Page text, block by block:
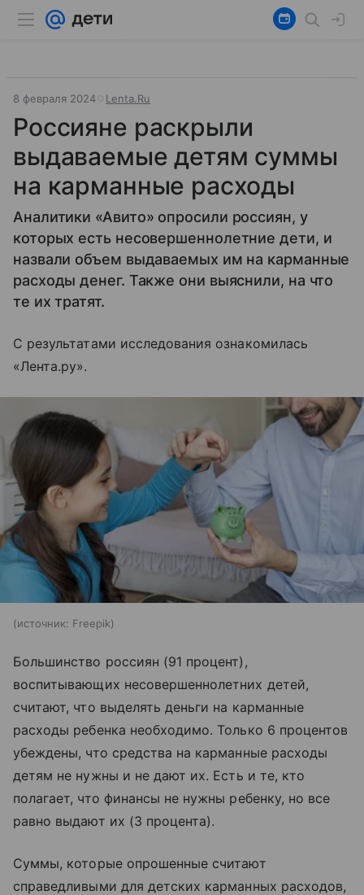
8 февраля 2024 Lenta.Ru
Россияне раскрыли
выдаваемые детям суммы
на карманные расходы
Аналитики «Авито» опросили россиян, у
которых есть несовершеннолетние дети, и
назвали объем выдаваемых им на карманные
расходы денег. Также они выяснили, на что
те их тратят.
С результатами исследования ознакомилась
«Лента.ру».
источник: Freepik
Большинство россиян (91 процент),
воспитывающих несовершеннолетних детей,
считают, что выделять деньги на карманные
расходы ребенка необходимо. Только 6 процентов
убеждены, что средства на карманные расходы
детям не нужны и не дают их. Есть и те, кто
полагает, что финансы не нужны ребенку, но все
равно выдают их (3 процента).
Суммы, которые опрошенные считают
справедливыми для детских карманных расходов,